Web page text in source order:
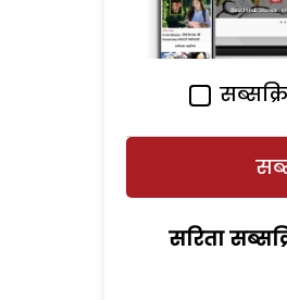
सरिता